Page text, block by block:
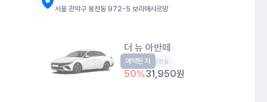
서울 관악구 봉천동 972-5 보라매샤르망
더 뉴 아반떼
준중형 5인승
50%31,950원
예약된 차